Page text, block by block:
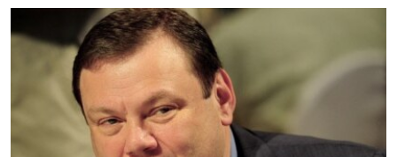
СЕВЕР.РЕАЛИИ
СИБИРЬ.РЕАЛИИ
РАСПИСАНИЕ ВЕЩАНИЯ
ПОДПИШИТЕСЬ НА РАССЫЛКУ